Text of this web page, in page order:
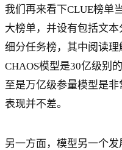
我们再来看下CLUE榜单
大榜单，并设有包括文
细分任务榜，其中阅读
CHAOS模型是30亿级别
至是万亿级参量模型是
表现并不差。
另一方面，模型另一个